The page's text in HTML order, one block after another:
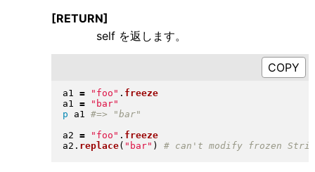
[RETURN]
self を返します。
a1 = " foo " . freeze
a1 = " bar"
p a1
a2 = " foo " . freeze
a2 . replace( " bar" )